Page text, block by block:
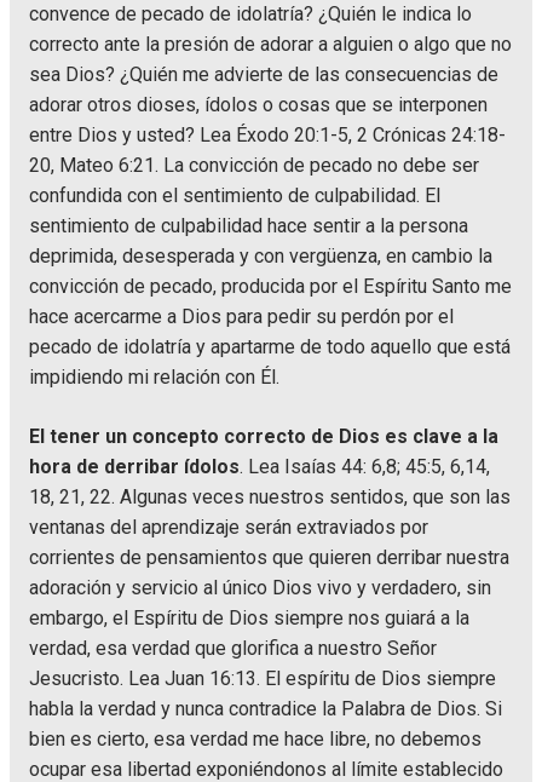
convence de pecado de idolatría? ¿Quién le indica lo
correcto ante la presión de adorar a alguien o algo que no
sea Dios? ¿Quién me advierte de las consecuencias de
adorar otros dioses, ídolos o cosas que se interponen
entre Dios y usted? Lea Éxodo 20:1-5, 2 Crónicas 24:18-
20, Mateo 6:21. La convicción de pecado no debe ser
confundida con el sentimiento de culpabilidad. El
sentimiento de culpabilidad hace sentir a la persona
deprimida, desesperada y con vergüenza, en cambio la
convicción de pecado, producida por el Espíritu Santo me
hace acercarme a Dios para pedir su perdón por el
pecado de idolatría y apartarme de todo aquello que está
impidiendo mi relación con Él.
El tener un concepto correcto de Dios es clave a la
hora de derribar ídolos. Lea Isaías 44: 6,8; 45:5, 6,14,
18, 21, 22. Algunas veces nuestros sentidos, que son las
ventanas del aprendizaje serán extraviados por
corrientes de pensamientos que quieren derribar nuestra
adoración y servicio al único Dios vivo y verdadero, sin
embargo, el Espíritu de Dios siempre nos guiará a la
verdad, esa verdad que glorifica a nuestro Señor
Jesucristo. Lea Juan 16:13. El espíritu de Dios siempre
habla la verdad y nunca contradice la Palabra de Dios. Si
bien es cierto, esa verdad me hace libre, no debemos
ocupar esa libertad exponiéndonos al límite establecido